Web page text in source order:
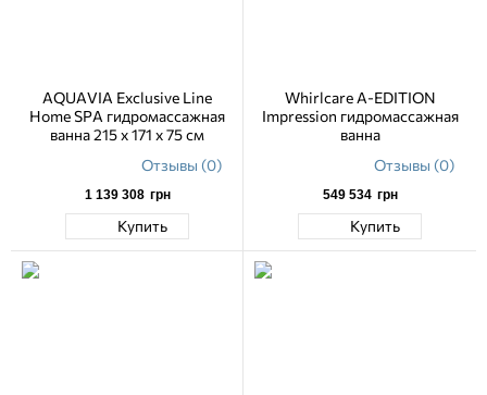
AQUAVIA Exclusive Line
Home SPA гидромассажная
ванна 215 x 171 x 75 см
Отзывы (0)
1 139 308 грн
Купить
Whirlcare A-EDITION
Impression гидромассажная
ванна
Отзывы (0)
549 534 грн
Купить